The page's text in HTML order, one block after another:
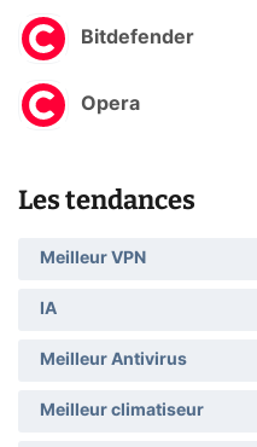
Bitdefender
Opera
Les tendances
Meilleur VPN
IA
Meilleur Antivirus
Meilleur climatiseur